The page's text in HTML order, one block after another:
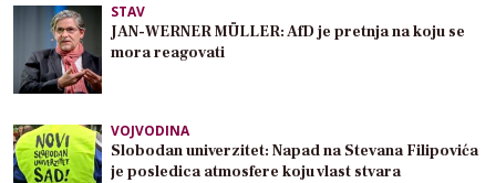
STAV
JAN-WERNER MÜLLER: AfD je pretnja na koju se
mora reagovati
VOJVODINA
Slobodan univerzitet: Napad na Stevana Filipovića
je posledica atmosfere koju vlast stvara